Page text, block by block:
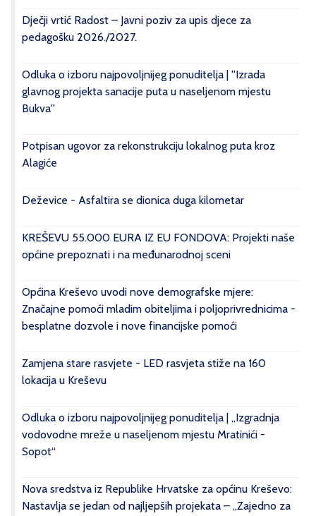
Dječji vrtić Radost – Javni poziv za upis djece za
pedagošku 2026./2027.
Odluka o izboru najpovoljnijeg ponuditelja | ''Izrada
glavnog projekta sanacije puta u naseljenom mjestu
Bukva''
Potpisan ugovor za rekonstrukciju lokalnog puta kroz
Alagiće
Deževice - Asfaltira se dionica duga kilometar
KREŠEVU 55.000 EURA IZ EU FONDOVA: Projekti naše
općine prepoznati i na međunarodnoj sceni
Općina Kreševo uvodi nove demografske mjere:
Značajne pomoći mladim obiteljima i poljoprivrednicima -
besplatne dozvole i nove financijske pomoći
Zamjena stare rasvjete - LED rasvjeta stiže na 160
lokacija u Kreševu
Odluka o izboru najpovoljnijeg ponuditelja | „Izgradnja
vodovodne mreže u naseljenom mjestu Mratinići -
Sopot“
Nova sredstva iz Republike Hrvatske za općinu Kreševo:
Nastavlja se jedan od najljepših projekata – „Zajedno za